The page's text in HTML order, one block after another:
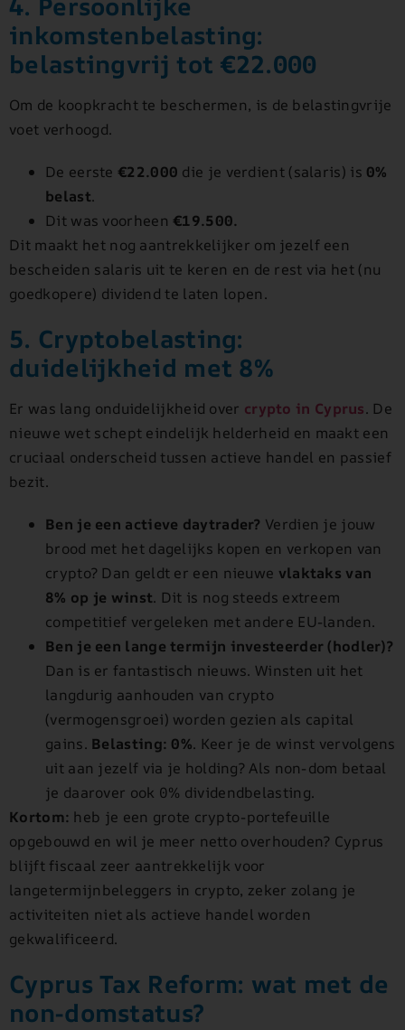
inkomstenbelasting:
belastingvrij tot €22.000
Om de koopkracht te beschermen, is de belastingvrije
voet verhoogd.
De eerste €22.000 die je verdient (salaris) is 0%
belast.
Dit was voorheen €19.500.
Dit maakt het nog aantrekkelijker om jezelf een
bescheiden salaris uit te keren en de rest via het (nu
goedkopere) dividend te laten lopen.
5. Cryptobelasting:
duidelijkheid met 8%
Er was lang onduidelijkheid over crypto in Cyprus. De
nieuwe wet schept eindelijk helderheid en maakt een
cruciaal onderscheid tussen actieve handel en passief
bezit.
Ben je een actieve daytrader? Verdien je jouw
brood met het dagelijks kopen en verkopen van
crypto? Dan geldt er een nieuwe vlaktaks van
8% op je winst. Dit is nog steeds extreem
competitief vergeleken met andere EU-landen.
Ben je een lange termijn investeerder (hodler)?
Dan is er fantastisch nieuws. Winsten uit het
langdurig aanhouden van crypto
(vermogensgroei) worden gezien als capital
gains. Belasting: 0%. Keer je de winst vervolgens
uit aan jezelf via je holding? Als non-dom betaal
je daarover ook 0% dividendbelasting.
Kortom: heb je een grote crypto-portefeuille
opgebouwd en wil je meer netto overhouden? Cyprus
blijft fiscaal zeer aantrekkelijk voor
langetermijnbeleggers in crypto, zeker zolang je
activiteiten niet als actieve handel worden
gekwalificeerd.
Cyprus Tax Reform: wat met de
non-domstatus?